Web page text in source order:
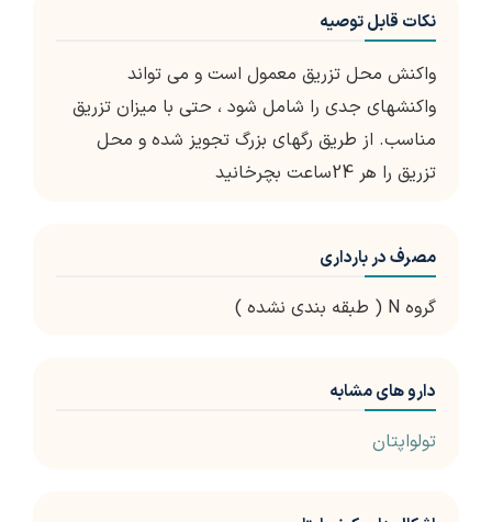
نکات قابل توصیه
واکنش محل تزریق معمول است و می تواند
واکنشهای جدی را شامل شود ، حتی با میزان تزریق
مناسب. از طریق رگهای بزرگ تجویز شده و محل
تزریق را هر 24ساعت بچرخانید
مصرف در بارداری
گروه N ( طبقه بندی نشده )
دارو های مشابه
تولواپتان